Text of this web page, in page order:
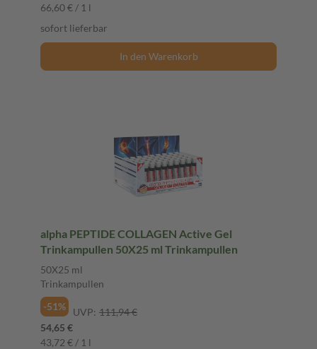
66,60 € / 1 l
sofort lieferbar
In den Warenkorb
alpha PEPTIDE COLLAGEN Active Gel
Trinkampullen 50X25 ml Trinkampullen
50X25 ml
Trinkampullen
-51%
UVP: 111,94 €
54,65 €
43,72 € / 1 l